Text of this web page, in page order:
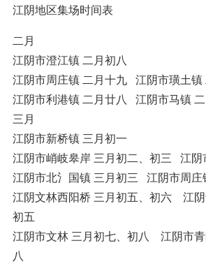
江阴地区集场时间表
二月
江阴市澄江镇 二月初八
江阴市周庄镇 二月十九 江阴市璜土镇
江阴市利港镇 二月廿八 江阴市马镇
三月
江阴市新桥镇 三月初一
江阴市峭岐皋岸 三月初二、初三 江阴
江阴市北氵国镇 三月初三 江阴市周庄
江阴文林西阳桥 三月初五、初六 江阴
初五
江阴市文林 三月初七、初八 江阴市
八